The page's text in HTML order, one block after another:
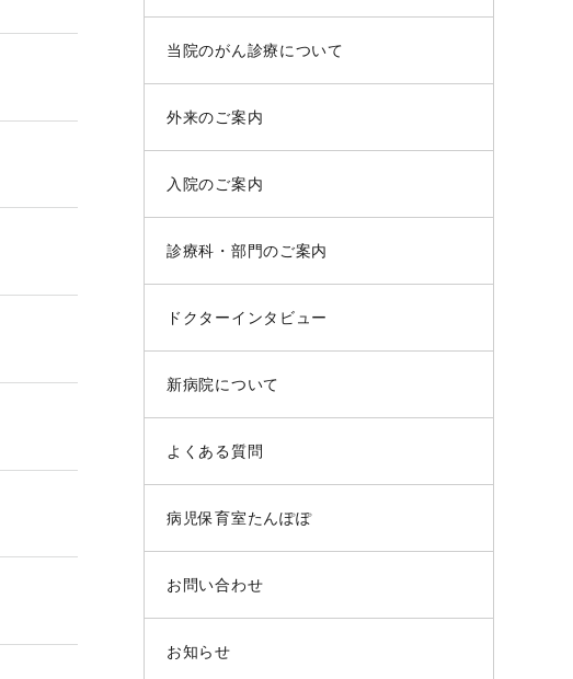
当院のがん診療について
外来のご案内
入院のご案内
診療科・部門のご案内
ドクターインタビュー
新病院について
よくある質問
病児保育室たんぽぽ
お問い合わせ
お知らせ